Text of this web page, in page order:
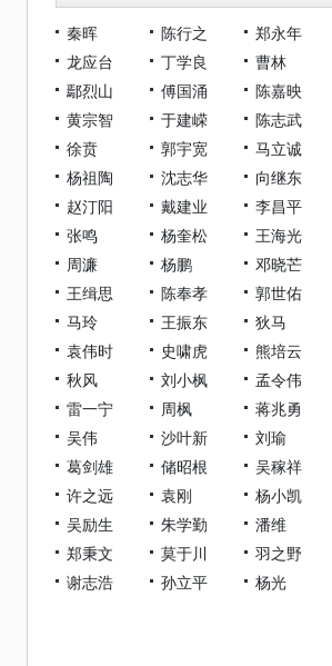
秦晖 陈行之
郑永年
龙应台
丁学良
曹林
鄢烈山
傅国涌
陈嘉映
黄宗智
于建嵘
陈志武
徐贲
郭宇宽
马立诚
杨祖陶
沈志华
向继东
赵汀阳
戴建业
李昌平
张鸣
杨奎松
王海光
周濂
杨鹏
邓晓芒
王缉思
陈奉孝
郭世佑
马玲
王振东
狄马
袁伟时
史啸虎
熊培云
秋风
刘小枫
孟令伟
雷一宁
周枫
蒋兆勇
吴伟
沙叶新
刘瑜
葛剑雄
储昭根
吴稼祥
许之远
袁刚
杨小凯
吴励生
朱学勤
潘维
郑秉文
莫于川
羽之野
谢志浩
孙立平 杨光